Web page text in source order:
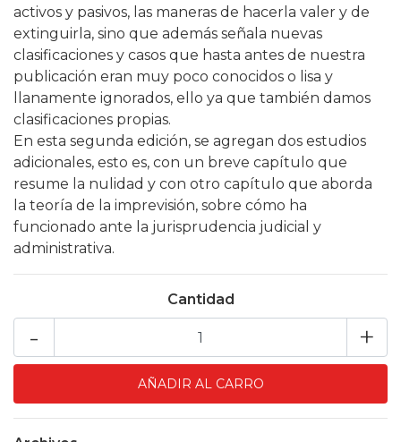
activos y pasivos, las maneras de hacerla valer y de
extinguirla, sino que además señala nuevas
clasificaciones y casos que hasta antes de nuestra
publicación eran muy poco conocidos o lisa y
llanamente ignorados, ello ya que también damos
clasificaciones propias.
En esta segunda edición, se agregan dos estudios
adicionales, esto es, con un breve capítulo que
resume la nulidad y con otro capítulo que aborda
la teoría de la imprevisión, sobre cómo ha
funcionado ante la jurisprudencia judicial y
administrativa.
Cantidad
+
-